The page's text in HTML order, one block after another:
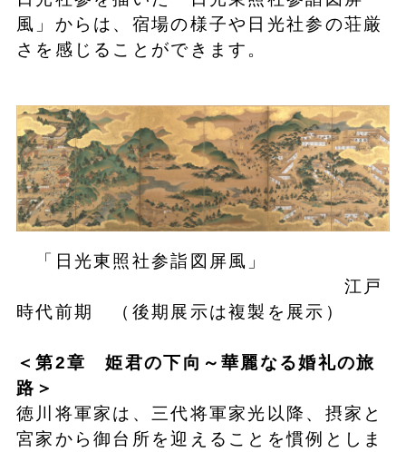
風」からは、宿場の様子や日光社参の荘厳
さを感じることができます。
「日光東照社参詣図屏風」
江戸
時代前期 （後期展示は複製を展示）
＜第2章 姫君の下向～華麗なる婚礼の旅
路＞
徳川将軍家は、三代将軍家光以降、摂家と
宮家から御台所を迎えることを慣例としま